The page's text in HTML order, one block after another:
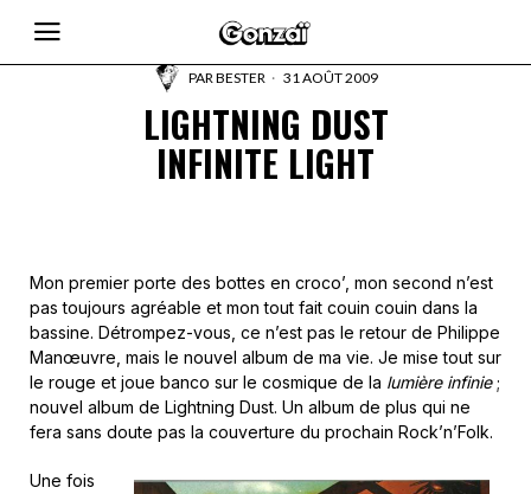
PARBESTER 31 AOÛT 2009
LIGHTNING DUST
INFINITE LIGHT
Mon premier porte des bottes en croco’, mon second n’est
pas toujours agréable et mon tout fait couin couin dans la
bassine. Détrompez-vous, ce n’est pas le retour de Philippe
Manœuvre, mais le nouvel album de ma vie. Je mise tout sur
le rouge et joue banco sur le cosmique de la lumière infinie;
nouvel album de Lightning Dust. Un album de plus qui ne
fera sans doute pas la couverture du prochain Rock’n’Folk.
Une fois